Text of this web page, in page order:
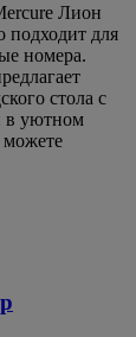
Лион
подходит для
номера.
стола с
в уютном
можете